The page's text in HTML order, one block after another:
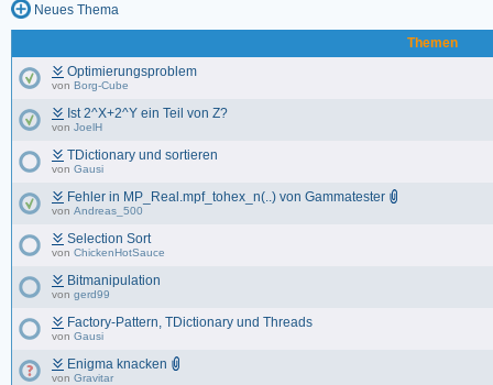
Neues Thema
Themen
Optimierungsproblem
von Borg-Cube
Ist 2^X+2^Y ein Teil von Z?
von JoelH
TDictionary und sortieren
von Gausi
Fehler in MP_Real.mpf_tohex_n(..) von Gammatester
von Andreas_500
Selection Sort
von ChickenHotSauce
Bitmanipulation
von gerd99
Factory-Pattern, TDictionary und Threads
von Gausi
Enigma knacken
von Gravitar